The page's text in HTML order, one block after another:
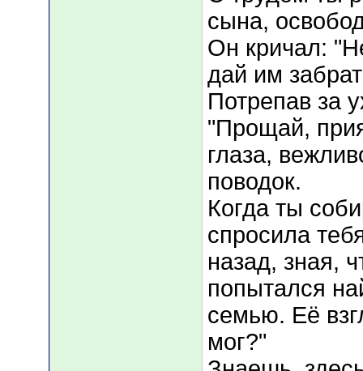
сына,
Он кричал:
дай им
Потрепав за
"Прощай,
глаза,
поводок.
Когда ты
спросила
назад, зная,
попытался
семью. Её
мог?"